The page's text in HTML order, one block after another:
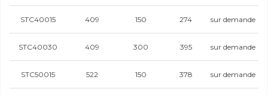
STC40015 409 150 274 sur demande
STC40030 409 300 395 sur demande
STC50015 522 150 378 sur demande